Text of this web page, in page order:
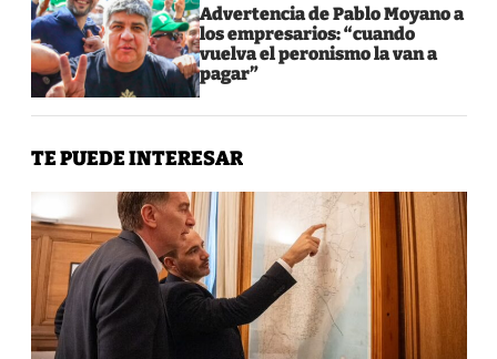
Advertencia de Pablo Moyano a
los empresarios: “cuando
vuelva el peronismo la van a
pagar”
TE PUEDE INTERESAR